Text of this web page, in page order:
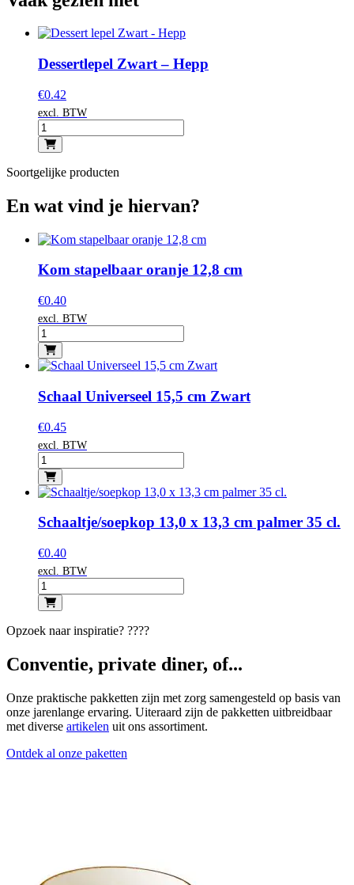
Dessertlepel Zwart – Hepp
€0.42
excl. BTW
Soortgelijke producten
En wat vind je hiervan?
Kom stapelbaar oranje 12,8 cm
€0.40
excl. BTW
Schaal Universeel 15,5 cm Zwart
€0.45
excl. BTW
Schaaltje/soepkop 13,0 x 13,3 cm palmer 35 cl.
€0.40
excl. BTW
Opzoek naar inspiratie? ????
Conventie, private diner, of...
Onze praktische pakketten zijn met zorg samengesteld op basis van
onze jarenlange ervaring. Uiteraard zijn de pakketten uitbreidbaar
met diverse artikelen uit ons assortiment.
Ontdek al onze paketten